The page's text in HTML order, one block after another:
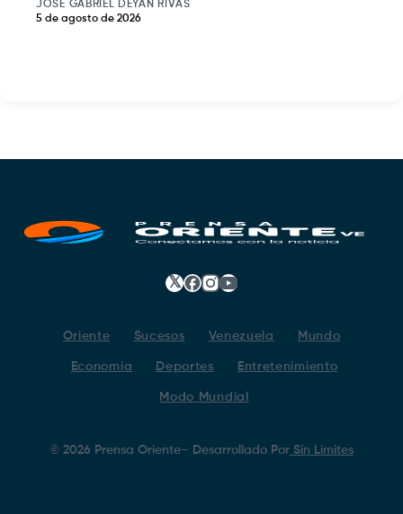
JOSE GABRIEL DEYAN RIVAS
5 de agosto de 2026
𝕏 Facebook
Instagram
YouTube
Oriente Sucesos Venezuela Mundo
Economía Deportes Entretenimiento
Modo Mundial
© 2026 Prensa Oriente– Desarrollado Por Sin Limites